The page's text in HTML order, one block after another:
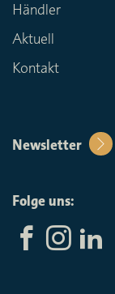
Händler
Aktuell
Kontakt
Newsletter
Folge uns: